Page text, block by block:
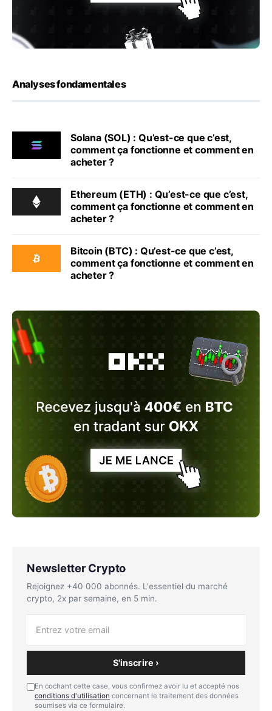
Analyses fondamentales
Solana (SOL) : Qu’est-ce que c’est,
comment ça fonctionne et comment en
acheter ?
Ethereum (ETH) : Qu’est-ce que c’est,
comment ça fonctionne et comment en
acheter ?
Bitcoin (BTC) : Qu’est-ce que c’est,
comment ça fonctionne et comment en
acheter ?
Newsletter Crypto
Rejoignez +40 000 abonnés. L'essentiel du marché
crypto, 2x par semaine, en 5 min.
S'inscrire ›
En cochant cette case, vous confirmez avoir lu et accepté nos
conditions d'utilisation concernant le traitement des données
soumises via ce formulaire.